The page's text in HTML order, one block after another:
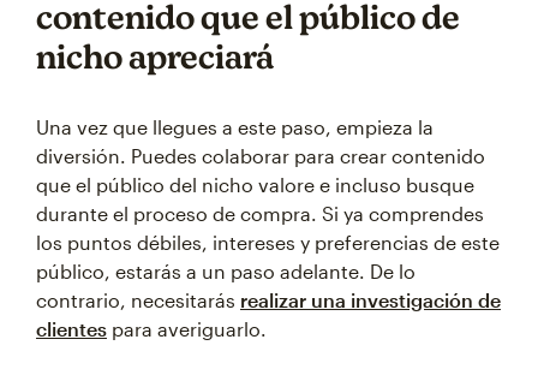
contenido que el público de
nicho apreciará
Una vez que llegues a este paso, empieza la
diversión. Puedes colaborar para crear contenido
que el público del nicho valore e incluso busque
durante el proceso de compra. Si ya comprendes
los puntos débiles, intereses y preferencias de este
público, estarás a un paso adelante. De lo
contrario, necesitarás realizar una investigación de
clientes para averiguarlo.